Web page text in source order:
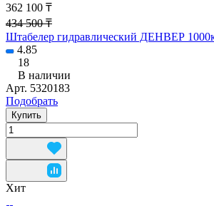
362 100 ₸
434 500 ₸
Штабелер гидравлический ДЕНВЕР
4.85
18
В наличии
Арт. 5320183
Подобрать
Купить
Хит